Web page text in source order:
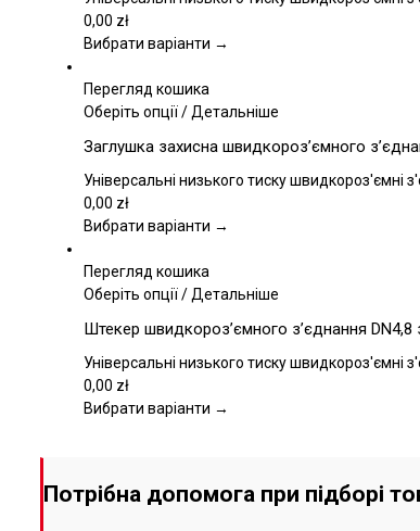
Параметри
вибрати
на
товару
0,00 zł
Вибрати варіанти →
Перегляд кошика
Оберіть опції Цей
має
кілька
Параметри
вибрати
на
товару
/Детальніше
Заглушка захисна швидкороз’ємного
Універсальні низького тиску швидкороз'ємні
0,00 zł
Вибрати варіанти →
Перегляд кошика
Оберіть опції Цей
має
кілька
Параметри
сторінці
/Детальніше
Штекер швидкороз’ємного з’єднання DN4,8
Універсальні низького тиску швидкороз'ємні
0,00 zł
Вибрати варіанти →
Потрібна допомога при підборі